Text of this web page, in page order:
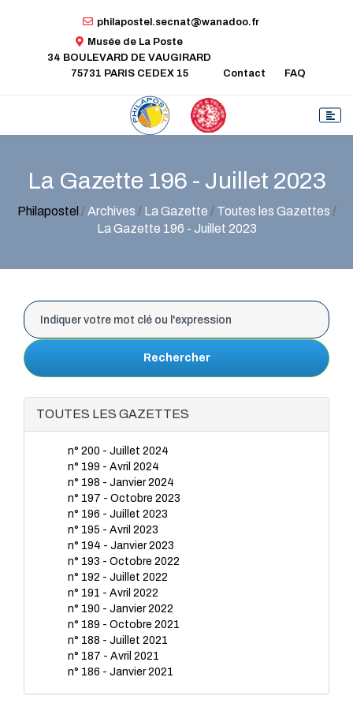
philapostel.secnat@wanadoo.fr
Musée de La Poste
34 BOULEVARD DE VAUGIRARD
75731 PARIS CEDEX 15
Contact FAQ
La Gazette 196 - Juillet 2023
Philapostel /Archives / La Gazette / Toutes les Gazettes /
La Gazette 196 - Juillet 2023
Rechercher
TOUTES LES GAZETTES
n° 200 - Juillet 2024
n° 199 - Avril 2024
n° 198 - Janvier 2024
n° 197 - Octobre 2023
n° 196 - Juillet 2023
n° 195 - Avril 2023
n° 194 - Janvier 2023
n° 193 - Octobre 2022
n° 192 - Juillet 2022
n° 191 - Avril 2022
n° 190 - Janvier 2022
n° 189 - Octobre 2021
n° 188 - Juillet 2021
n° 187 - Avril 2021
n° 186 - Janvier 2021